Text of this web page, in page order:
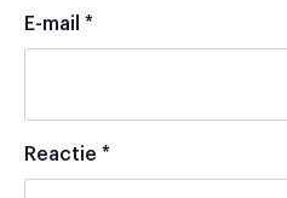
E-mail *
Reactie *